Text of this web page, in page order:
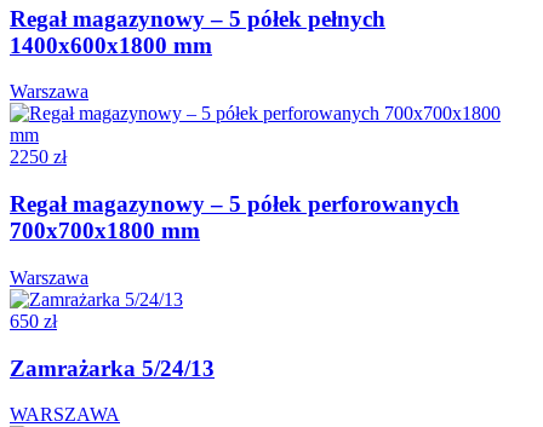
Regał magazynowy – 5 półek pełnych
1400x600x1800 mm
Warszawa
2250 zł
Regał magazynowy – 5 półek perforowanych
700x700x1800 mm
Warszawa
650 zł
Zamrażarka 5/24/13
WARSZAWA